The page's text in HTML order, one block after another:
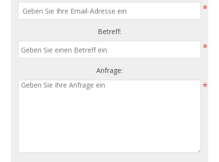
*
Betreff:
*
Anfrage:
*